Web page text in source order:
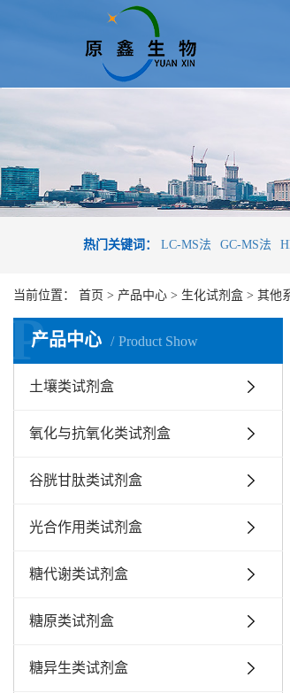
热门关键词： LC-MS法 GC-MS法
当前位置： 首页 > 产品中心 > 生化试剂盒 > 其他
产品中心 Product Show
P
土壤类试剂盒
氧化与抗氧化类试剂盒
谷胱甘肽类试剂盒
光合作用类试剂盒
糖代谢类试剂盒
糖原类试剂盒
糖异生类试剂盒